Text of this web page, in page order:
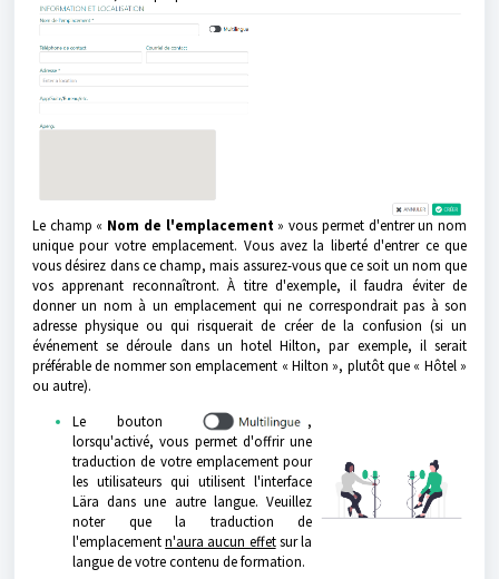
Le champ « Nom de l'emplacement» vous permet d'entrer un nom
unique pour votre emplacement. Vous avez la liberté d'entrer ce que
vous désirez dans ce champ, mais assurez-vous que ce soit un nom que
vos apprenant reconnaîtront. À titre d'exemple, il faudra éviter de
donner un nom à un emplacement qui ne correspondrait pas à son
adresse physique ou qui risquerait de créer de la confusion (si un
événement se déroule dans un hotel Hilton, par exemple, il serait
préférable de nommer son emplacement « Hilton », plutôt que « Hôtel »
ou autre).
Le bouton
,
lorsqu'activé, vous permet d'offrir une
traduction de votre emplacement pour
les utilisateurs qui utilisent l'interface
Lära dans une autre langue. Veuillez
noter que la traduction de
l'emplacementn'aura aucun effetsur la
langue de votre contenu de formation.